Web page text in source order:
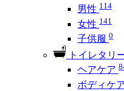
男性 114
女性 141
子供服 0
トイレタリ
ヘアケア
ボディケ